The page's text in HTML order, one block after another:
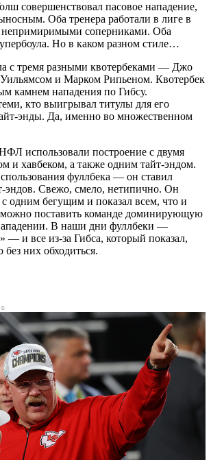
совершенствовал пасовое нападение,
Оба тренера работали в лиге в
соперниками. Оба
Но в каком разном стиле…
с тремя разными квотербеками — Джо
и Марком Рипьеном. Квотербек
камнем нападения по Гибсу.
кто выигрывал титулы для его
энды. Да, именно во множественном
использовали построение с двумя
и хавбеком, а также одним тайт-эндом.
фуллбека — он ставил
эндов. Свежо, смело, нетипично. Он
одним бегущим и показал всем, что и
можно поставить команде доминирующую
В наши дни фуллбеки —
и все из-за Гибса, который показал,
них обходиться.